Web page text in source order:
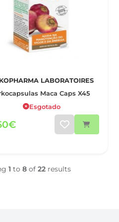
LABORATOIRES
Maca Caps X45
Esgotado
1 to 8 of 22 results